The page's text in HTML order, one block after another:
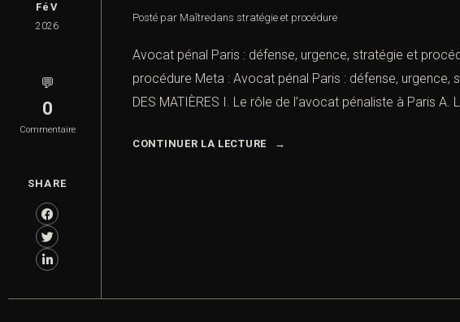
FéV
2026
💬
0
Commentaire
SHARE
Posté par Maîtredans stratégie et procédure
Avocat pénal Paris : défense, urgence, stratégie et
procédure Meta : Avocat pénal Paris : défense, urgence,
DES MATIÈRES I. Le rôle de l’avocat pénaliste à Paris A.
CONTINUER LA LECTURE